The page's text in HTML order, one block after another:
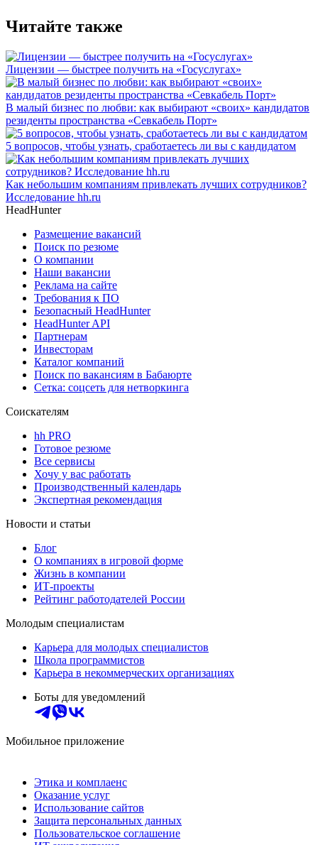
Читайте также
Лицензии — быстрее получить на «Госуслугах»
В малый бизнес по любви: как выбирают «своих» кандидатов
резиденты пространства «Севкабель Порт»
5 вопросов, чтобы узнать, сработаетесь ли вы с кандидатом
Как небольшим компаниям привлекать лучших сотрудников?
Исследование hh.ru
HeadHunter
Размещение вакансий
Поиск по резюме
О компании
Наши вакансии
Реклама на сайте
Требования к ПО
Безопасный HeadHunter
HeadHunter API
Партнерам
Инвесторам
Каталог компаний
Поиск по вакансиям в Бабаюрте
Сетка: соцсеть для нетворкинга
Соискателям
hh PRO
Готовое резюме
Все сервисы
Хочу у вас работать
Производственный календарь
Экспертная рекомендация
Новости и статьи
Блог
О компаниях в игровой форме
Жизнь в компании
ИТ-проекты
Рейтинг работодателей России
Молодым специалистам
Карьера для молодых специалистов
Школа программистов
Карьера в некоммерческих организациях
Боты для уведомлений
Мобильное приложение
Этика и комплаенс
Оказание услуг
Использование сайтов
Защита персональных данных
Пользовательское соглашение